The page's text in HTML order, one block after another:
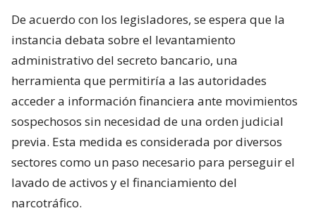
De acuerdo con los legisladores, se espera que la
instancia debata sobre el levantamiento
administrativo del secreto bancario, una
herramienta que permitiría a las autoridades
acceder a información financiera ante movimientos
sospechosos sin necesidad de una orden judicial
previa. Esta medida es considerada por diversos
sectores como un paso necesario para perseguir el
lavado de activos y el financiamiento del
narcotráfico.